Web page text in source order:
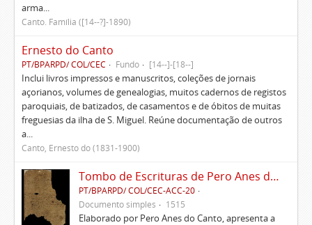
arma...
Canto. Família ([14--?]-1890)
Ernesto do Canto
PT/BPARPD/ COL/CEC Fundo [14--]-[18--]
Inclui livros impressos e manuscritos, coleções de jornais
açorianos, volumes de genealogias, muitos cadernos de registos
paroquiais, de batizados, de casamentos e de óbitos de muitas
freguesias da ilha de S. Miguel. Reúne documentação de outros
a...
Canto, Ernesto do (1831-1900)
Tombo de Escrituras de Pero Anes do Canto
PT/BPARPD/ COL/CEC-ACC-20
Documento simples
1515
Elaborado por Pero Anes do Canto, apresenta a